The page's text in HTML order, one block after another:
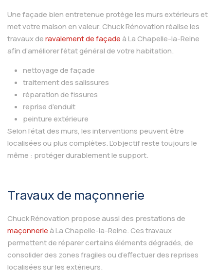
Une façade bien entretenue protège les murs extérieurs et
met votre maison en valeur. Chuck Rénovation réalise les
travaux deravalement de façadeà La Chapelle-la-Reine
afin d’améliorer l’état général de votre habitation.
nettoyage de façade
traitement des salissures
réparation de fissures
reprise d’enduit
peinture extérieure
Selon l’état des murs, les interventions peuvent être
localisées ou plus complètes. L’objectif reste toujours le
même : protéger durablement le support.
Travaux de maçonnerie
Chuck Rénovation propose aussi des prestations de
maçonnerieà La Chapelle-la-Reine. Ces travaux
permettent de réparer certains éléments dégradés, de
consolider des zones fragiles ou d’effectuer des reprises
localisées sur les extérieurs.